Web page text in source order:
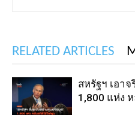
RELATED ARTICLES
สหรัฐฯ เอา
1,800 แห่ง